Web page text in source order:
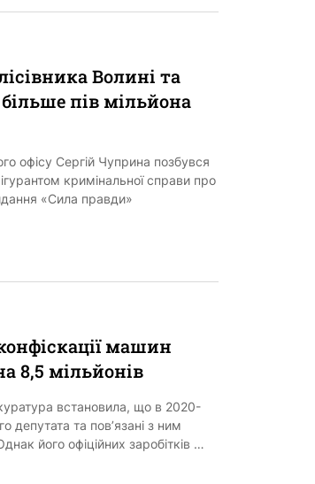
Волині та
пів мільйона
офісу Сергій Чуприна позбувся
кримінальної справи про
«Сила правди»
машин
8,5 мільйонів
встановила, що в 2020-
депутата та повʼязані з ним
його офіційних заробітків …